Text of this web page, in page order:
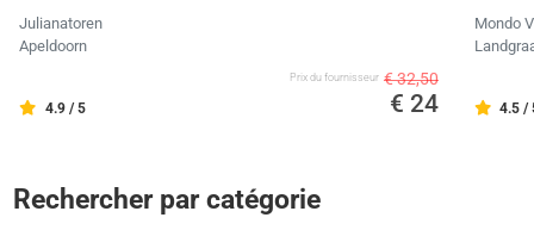
Julianatoren
Apeldoorn
4.9 / 5
Prix ​​du fournisseur € 32,50
€ 24
Mondo
4.5 /
Rechercher par catégorie